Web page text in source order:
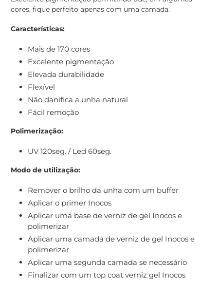
carrinho
cores, fique perfeito apenas com uma camada.
Características:
Mais de 170 cores
Excelente pigmentação
Elevada durabilidade
Flexível
Não danifica a unha natural
Fácil remoção
Polimerização:
UV 120seg. / Led 60seg.
Modo de utilização:
Remover o brilho da unha com um buffer
Aplicar o primer Inocos
Aplicar uma base de verniz de gel Inocos e
polimerizar
Aplicar uma camada de verniz de gel Inocos e
polimerizar
Aplicar uma segunda camada se necessário
Finalizar com um top coat verniz gel Inocos